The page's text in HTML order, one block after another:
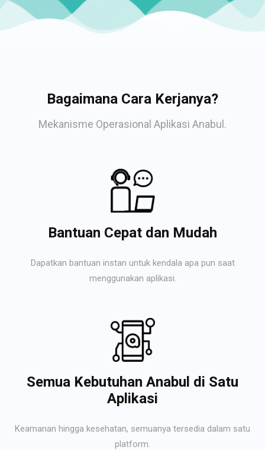
Bagaimana Cara Kerjanya?
Mekanisme Operasional Aplikasi Anabul.
Bantuan Cepat dan Mudah
Dapatkan bantuan instan untuk kendala apa pun saat
menggunakan aplikasi.
Semua Kebutuhan Anabul di Satu
Aplikasi
Keamanan hingga kesehatan, semuanya tersedia dalam satu
platform.